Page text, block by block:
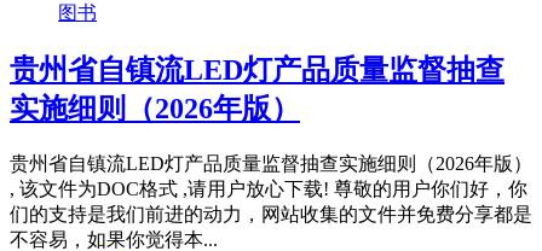
图书
贵州省自镇流LED灯产品质量监督抽查
实施细则（2026年版）
贵州省自镇流LED灯产品质量监督抽查实施细则（2026年版）
, 该文件为DOC格式 ,请用户放心下载! 尊敬的用户你们好，你
们的支持是我们前进的动力，网站收集的文件并免费分享都是
不容易，如果你觉得本...